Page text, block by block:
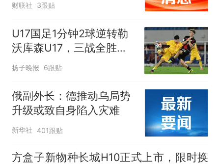
财联社 3跟贴
U17国足1分钟2球逆转勒
沃库森U17，三战全胜！
赵松源替补登场传射建功
扬子晚报 6跟贴
俄副外长：德推动乌局势
升级或致自身陷入灾难
新华社 401跟贴
方盒子新物种长城H10正式上市，限时换